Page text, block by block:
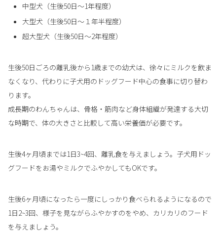
中型犬（生後50日〜1年程度）
大型犬（生後50日〜１年半程度）
超大型犬（生後50日〜2年程度）
生後50日ごろの離乳後から1歳までの幼犬は、徐々にミルクを飲ま
なくなり、代わりに子犬用のドッグフード中心の食事に切り替わ
ります。
成長期のわんちゃんは、骨格・筋肉など身体組織が発達する大切
な時期で、体の大きさと比較して高い栄養価が必要です。
生後4ヶ月頃までは1日3~4回、離乳食を与えましょう。子犬用ドッ
グフードをお湯やミルクでふやかしてもOKです。
生後6ヶ月頃になったら一度にしっかり食べられるようになるので
1日2~3回、様子を見ながらふやかすのをやめ、カリカリのフード
を与えましょう。